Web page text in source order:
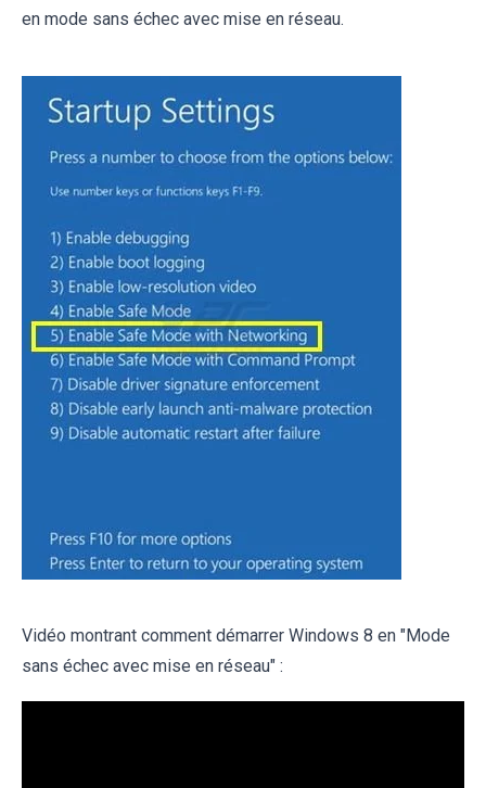
en mode sans échec avec mise en réseau.
Vidéo montrant comment démarrer Windows 8 en "Mode
sans échec avec mise en réseau" :